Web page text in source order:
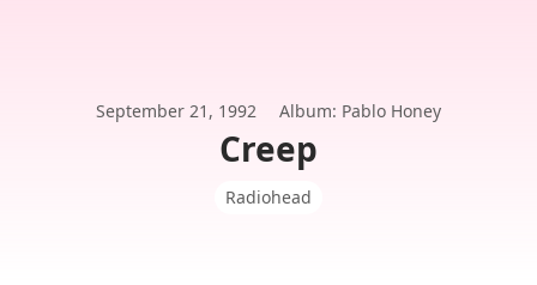
September 21, 1992 Album: Pablo Honey
Creep
Radiohead